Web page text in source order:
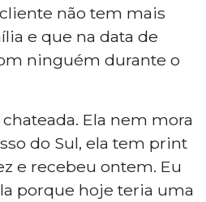
não tem mais
e que na data de
ninguém durante o
Ela nem mora
do Sul, ela tem print
e recebeu ontem. Eu
porque hoje teria uma